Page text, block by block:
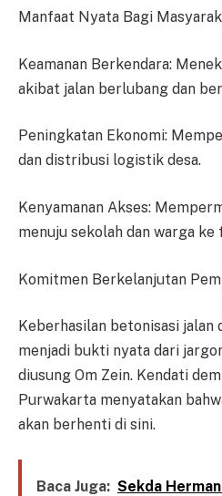
Manfaat Nyata Bagi
Keamanan Berkendara:
akibat jalan berlubang dan
Peningkatan Ekonomi:
dan distribusi logistik desa.
Kenyamanan Akses:
menuju sekolah dan warga
Komitmen Berkelanjutan
Keberhasilan betonisasi jalan
menjadi bukti nyata dari
diusung Om Zein. Kendati
Purwakarta menyatakan
akan berhenti di sini.
Baca Juga: Sekda